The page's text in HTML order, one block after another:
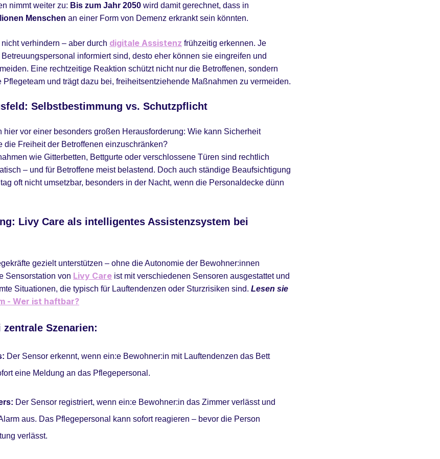
nimmt weiter zu: Bis zum Jahr 2050 wird damit gerechnet, dass in
Menschen an einer Form von Demenz erkrankt sein könnten.
verhindern – aber durch digitale Assistenz frühzeitig erkennen. Je
informiert sind, desto eher können sie eingreifen und
Eine rechtzeitige Reaktion schützt nicht nur die Betroffenen, sondern
Pflegeteam und trägt dazu bei, freiheitsentziehende Maßnahmen zu vermeiden.
Selbstbestimmung vs. Schutzpflicht
hier vor einer besonders großen Herausforderung: Wie kann Sicherheit
die Freiheit der Betroffenen einzuschränken?
wie Gitterbetten, Bettgurte oder verschlossene Türen sind rechtlich
– und für Betroffene meist belastend. Doch auch ständige Beaufsichtigung
oft nicht umsetzbar, besonders in der Nacht, wenn die Personaldecke dünn
Livy Care als intelligentes Assistenzsystem bei
gezielt unterstützen – ohne die Autonomie der Bewohner:innen
Sensorstation von Livy Care ist mit verschiedenen Sensoren ausgestattet und
Situationen, die typisch für Lauftendenzen oder Sturzrisiken sind. Lesen sie
- Wer ist haftbar?
Szenarien:
Der Sensor erkennt, wenn ein:e Bewohner:in mit Lauftendenzen das Bett
eine Meldung an das Pflegepersonal.
Der Sensor registriert, wenn ein:e Bewohner:in das Zimmer verlässt und
aus. Das Pflegepersonal kann sofort reagieren – bevor die Person
verlässt.